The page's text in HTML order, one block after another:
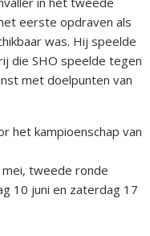
eerste opdraven als
was. Hij speelde
die SHO speelde tegen
met doelpunten van
het kampioenschap van
tweede ronde
10 juni en zaterdag 17